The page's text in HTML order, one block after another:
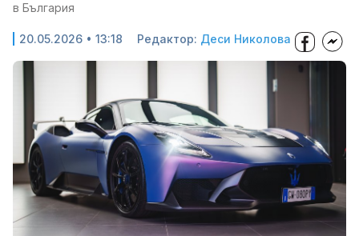
в България
20.05.2026 • 13:18 Редактор: Деси Николова